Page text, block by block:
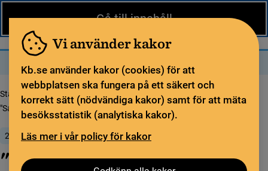
Gå till innehåll
Vi använder kakor
Kb.se använder kakor (cookies) för att
webbplatsen ska fungera på ett säkert och
korrekt sätt (nödvändiga kakor) samt för att mäta
besöksstatistik (analytiska kakor).
Läs mer i vår policy för kakor
Startsida
Nytt från KB
"Satsa på storskalig digitalisering av det svenska trycket"
28 mars 2022
"Satsa på storskalig